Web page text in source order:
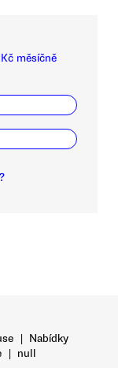
měsíčně
| Nabídky
| null